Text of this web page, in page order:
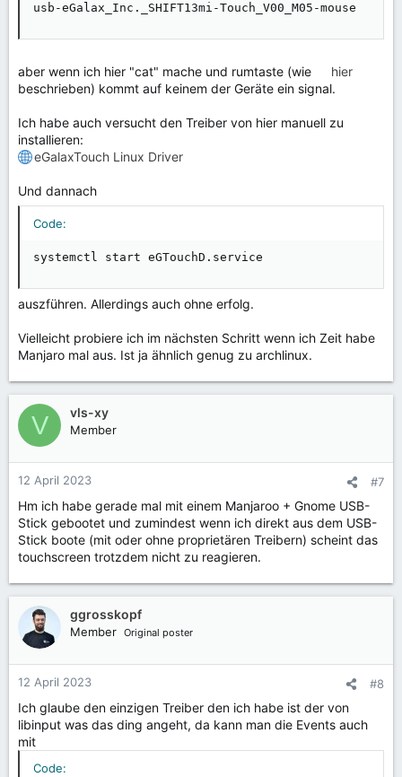
usb-eGalax_Inc._SHIFT13mi-Touch_V00_M05-mouse
aber wenn ich hier "cat" mache und rumtaste (wie
hier
beschrieben) kommt auf keinem der Geräte ein signal.
Ich habe auch versucht den Treiber von hier manuell zu
installieren:
eGalaxTouch Linux Driver
Und dannach
Code:
systemctl start eGTouchD.service
auszführen. Allerdings auch ohne erfolg.
Vielleicht probiere ich im nächsten Schritt wenn ich Zeit habe
Manjaro mal aus. Ist ja ähnlich genug zu archlinux.
V vls-xy
Member
12 April 2023 #7
Hm ich habe gerade mal mit einem Manjaroo + Gnome USB-
Stick gebootet und zumindest wenn ich direkt aus dem USB-
Stick boote (mit oder ohne proprietären Treibern) scheint das
touchscreen trotzdem nicht zu reagieren.
ggrosskopf
Member Original poster
12 April 2023 #8
Ich glaube den einzigen Treiber den ich habe ist der von
libinput was das ding angeht, da kann man die Events auch
mit
Code: